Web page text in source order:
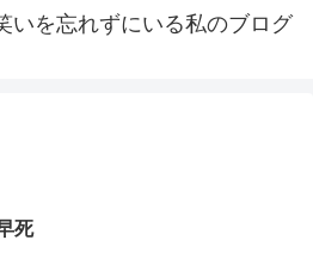
いを忘れずにいる私のブログ
死